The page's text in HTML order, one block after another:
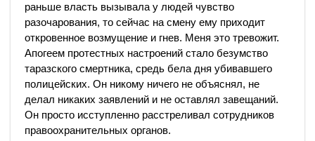
раньше власть вызывала у людей чувство
разочарования, то сейчас на смену ему приходит
откровенное возмущение и гнев. Меня это тревожит.
Апогеем протестных настроений стало безумство
таразского смертника, средь бела дня убивавшего
полицейских. Он никому ничего не объяснял, не
делал никаких заявлений и не оставлял завещаний.
Он просто исступленно расстреливал сотрудников
правоохранительных органов.